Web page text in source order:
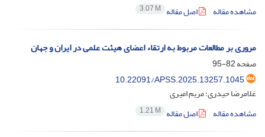
مشاهده مقاله
اصل مقاله 3.07 M
مروری بر مطالعات مربوط به ارتقاء اعضای هیئت علمی در ایران و جهان
صفحه82-95
10.22091/APSS.2025.13257.1045
غلامرضا حیدری؛ مریم امیری
مشاهده مقاله
اصل مقاله 1.21 M